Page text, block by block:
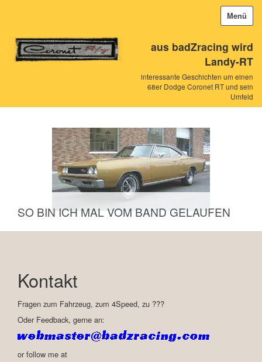
aus badZracing wird
Landy-RT
interessante Geschichten um einen
68er Dodge Coronet RT und sein
Umfeld
Menü
SO BIN ICH MAL VOM BAND GELAUFEN
Kontakt
Fragen zum Fahrzeug, zum 4Speed, zu ???
Oder Feedback, gerne an:
or follow me at